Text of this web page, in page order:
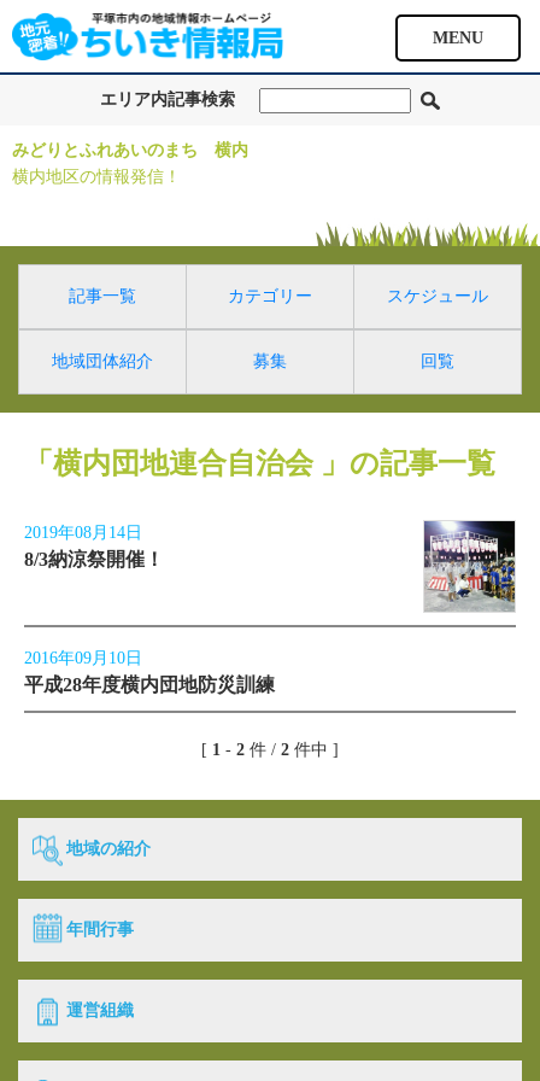
MENU
エリア内記事検索
みどりとふれあいのまち 横内
横内地区の情報発信！
記事一覧 カテゴリー スケジュール
地域団体紹介 募集 回覧
「横内団地連合自治会 」の記事一覧
2019年08月14日
8/3納涼祭開催！
2016年09月10日
平成28年度横内団地防災訓練
[ 1 - 2 件 / 2 件中 ]
地域の紹介
年間行事
運営組織